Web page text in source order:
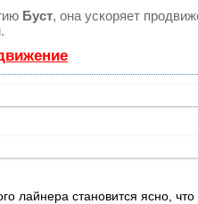
Буст, она ускоряет
лайнера становится ясно,